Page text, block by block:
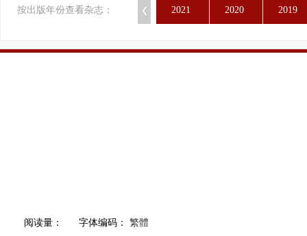
按出版年份查看杂志： 2021 2020 2019
阅读量： 字体编码： 繁體